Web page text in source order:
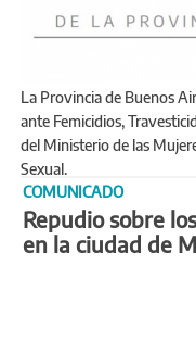
La Provincia de Buenos Aires creó el Programa de Abordaje Integral
ante Femicidios,
del Ministerio de las
Sexual.
COMUNICADO
Repudio sobre
en la ciudad de